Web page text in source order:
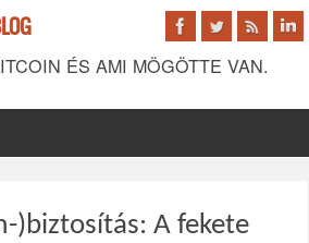
ÉS AMI MÖGÖTTE VAN.
)biztosítás: A fekete